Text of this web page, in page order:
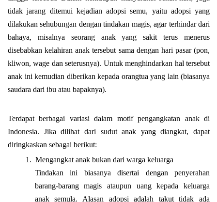
tidak jarang ditemui kejadian adopsi semu, yaitu adopsi yang
dilakukan sehubungan dengan tindakan magis, agar terhindar dari
bahaya, misalnya seorang anak yang sakit terus menerus
disebabkan kelahiran anak tersebut sama dengan hari pasar (pon,
kliwon, wage dan seterusnya). Untuk menghindarkan hal tersebut
anak ini kemudian diberikan kepada orangtua yang lain (biasanya
saudara dari ibu atau bapaknya).
Terdapat berbagai variasi dalam motif pengangkatan anak di
Indonesia. Jika dilihat dari sudut anak yang diangkat, dapat
diringkaskan sebagai berikut:
1. Mengangkat anak bukan dari warga keluarga
Tindakan ini biasanya disertai dengan penyerahan
barang-barang magis ataupun uang kepada keluarga
anak semula. Alasan adopsi adalah takut tidak ada